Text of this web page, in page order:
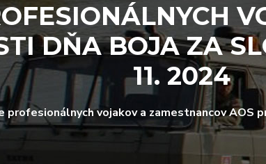
DŇA BOJA ZA
11. 2024
profesionálnych vojakov a zamestnancov